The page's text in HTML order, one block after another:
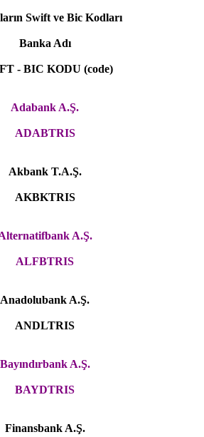
Swift ve Bic Kodları
Banka Adı
- BIC KODU (code)
Adabank A.Ş.
ADABTRIS
Akbank T.A.Ş.
AKBKTRIS
A.Ş.
ALFBTRIS
Anadolubank A.Ş.
ANDLTRIS
Bayındırbank A.Ş.
BAYDTRIS
Finansbank A.Ş.